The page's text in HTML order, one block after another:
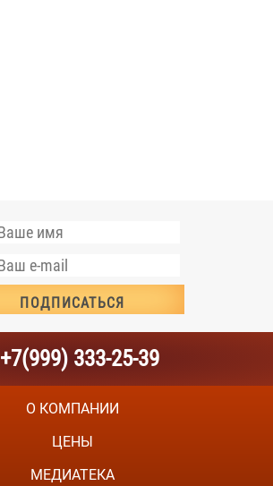
+7(999) 333-25-39
О КОМПАНИИ
ЦЕНЫ
МЕДИАТЕКА